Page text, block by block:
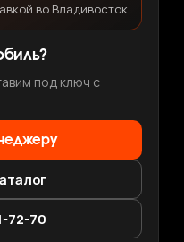
во Владивосток
под ключ с
72-70